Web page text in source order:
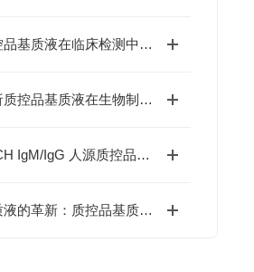
质控品基质液在临床检测中的应用
解析质控品基质液在生物制品质量控制中的重要作用
oRCH IgM/IgG 人源质控品在实验室中的应用
基质液的革新：质控品基质液在提升检测准确性中的关键作用